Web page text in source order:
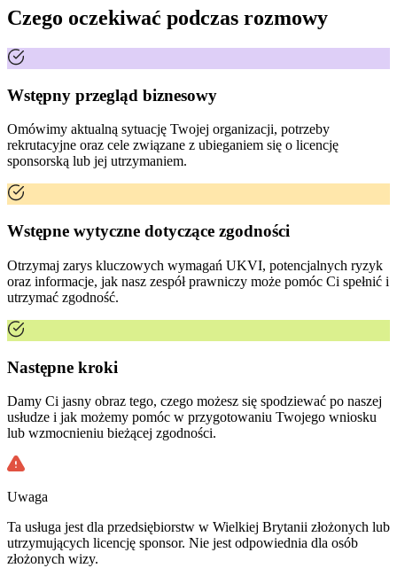
Czego oczekiwać podczas rozmowy
Wstępny przegląd biznesowy
Omówimy aktualną sytuację Twojej organizacji, potrzeby
rekrutacyjne oraz cele związane z ubieganiem się o licencję
sponsorską lub jej utrzymaniem.
Wstępne wytyczne dotyczące zgodności
Otrzymaj zarys kluczowych wymagań UKVI, potencjalnych ryzyk
oraz informacje, jak nasz zespół prawniczy może pomóc Ci spełnić i
utrzymać zgodność.
Następne kroki
Damy Ci jasny obraz tego, czego możesz się spodziewać po naszej
usłudze i jak możemy pomóc w przygotowaniu Twojego wniosku
lub wzmocnieniu bieżącej zgodności.
Uwaga
Ta usługa jest dla przedsiębiorstw w Wielkiej Brytanii złożonych lub
utrzymujących licencję sponsor. Nie jest odpowiednia dla osób
złożonych wizy.